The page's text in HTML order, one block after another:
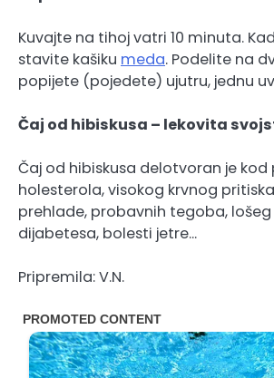
Kuvajte na tihoj vatri 10 minuta.
stavite kašiku meda. Podelite na
popijete (pojedete) ujutru, jednu
Čaj od hibiskusa – lekovita
Čaj od hibiskusa delotvoran je kod
holesterola, visokog krvnog
prehlade, probavnih tegoba,
dijabetesa, bolesti jetre…
Pripremila: V.N.